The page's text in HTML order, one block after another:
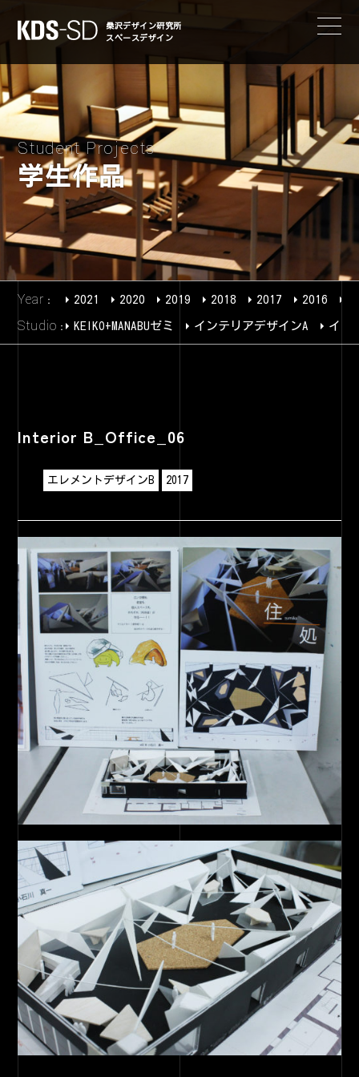
KDS-SD
桑沢デザイン研究所
スペースデザイン
Student Projects
学生作品
Year 2021 2020 2019 2018 2017 2016
Studio KEIKO+MANABUゼミ インテリアデザインA イン
Interior B_Office_06
エレメントデザインB 2017